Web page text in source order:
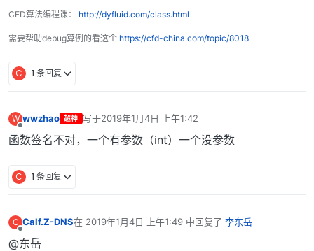
CFD算法编程课： http://dyfluid.com/class.html
需要帮助debug算例的看这个 https://cfd-china.com/topic/8018
C 1 条回复
W wwzhao 超神 写于2019年1月4日 上午1:42
最后由 编辑
函数签名不对，一个有参数（int）一个没参数
C 1 条回复
C Calf.Z-DNS在 2019年1月4日 上午1:49 中回复了 李东岳
最后由 编辑
@东岳